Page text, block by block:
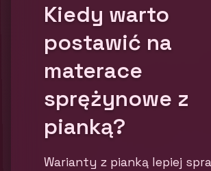
Kiedy warto
postawić na
materace
sprężynowe z
pianką?
Warianty z pianką lepiej